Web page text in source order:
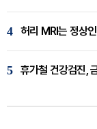
4 허리 MRI는 정상
5 휴가철 건강검진,